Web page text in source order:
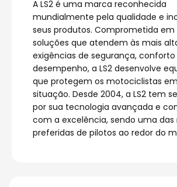
A LS2 é uma marca reconhecida
mundialmente pela qualidade e
seus produtos. Comprometida
soluções que atendem às mais
exigências de segurança, conforto
desempenho, a LS2 desenvolve
que protegem os motociclistas
situação. Desde 2004, a LS2 tem
por sua tecnologia avançada e
com a excelência, sendo uma das
preferidas de pilotos ao redor do